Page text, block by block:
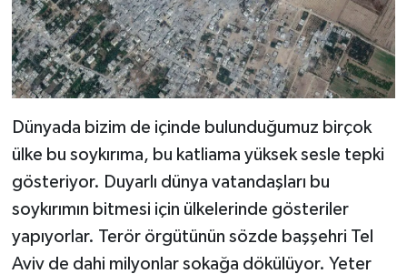
Dünyada bizim de içinde bulunduğumuz birçok
ülke bu soykırıma, bu katliama yüksek sesle tepki
gösteriyor. Duyarlı dünya vatandaşları bu
soykırımın bitmesi için ülkelerinde gösteriler
yapıyorlar. Terör örgütünün sözde başşehri Tel
Aviv de dahi milyonlar sokağa dökülüyor. Yeter